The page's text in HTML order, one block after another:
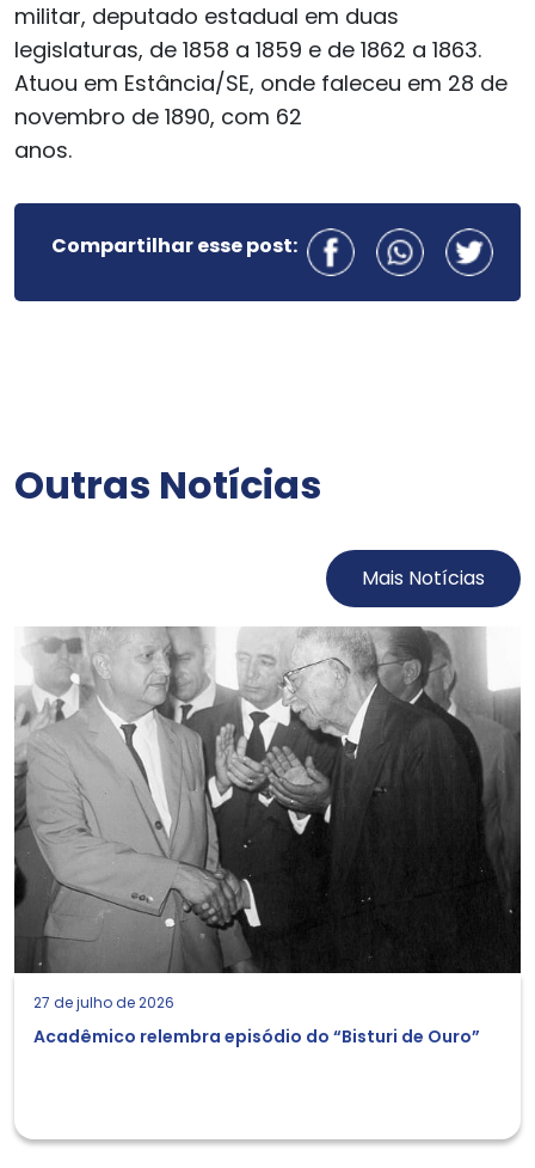
militar, deputado estadual em duas
legislaturas, de 1858 a 1859 e de 1862 a 1863.
Atuou em Estância/SE, onde faleceu em 28 de
novembro de 1890, com 62
anos.
Compartilhar esse post:
Outras Notícias
Mais Notícias
27 de julho de 2026
Acadêmico relembra episódio do “Bisturi de Ouro”